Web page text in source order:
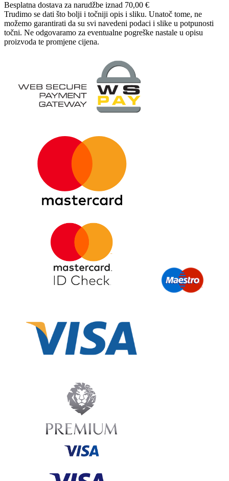
Besplatna dostava za narudžbe iznad 70,00 €
Trudimo se dati što bolji i točniji opis i sliku. Unatoč tome, ne
možemo garantirati da su svi navedeni podaci i slike u potpunosti
točni. Ne odgovaramo za eventualne pogreške nastale u opisu
proizvoda te promjene cijena.